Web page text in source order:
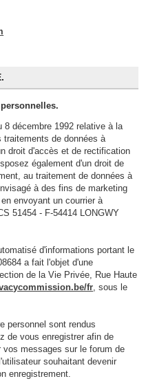
8 décembre 1992 relative à la
traitements de données à
droit d'accès et de rectification
également d'un droit de
au traitement de données à
à des fins de marketing
envoyant un courrier à
51454 - F-54414 LONGWY
d'informations portant le
a fait l'objet d'une
de la Vie Privée, Rue Haute
fr , sous le
personnel sont rendus
de vous enregistrer afin de
vos messages sur le forum de
souhaitant devenir
enregistrement.